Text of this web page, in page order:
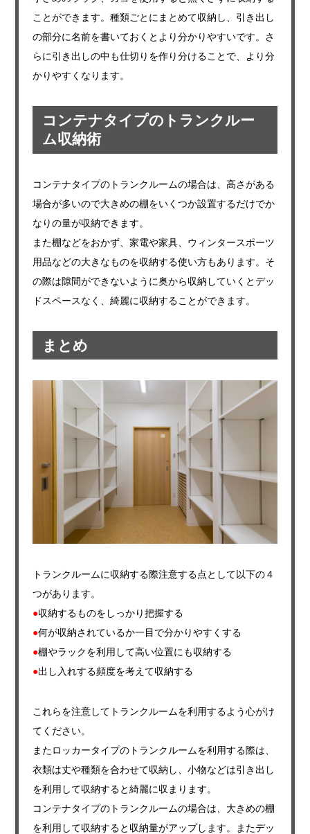
ことができます。種類ごとにまとめて収納し、引き出し
の部分に名前を書いておくとより分かりやすいです。さ
らに引き出しの中も仕切りを作り分けることで、より分
かりやすくなります。
コンテナタイプのトランクルー
ム収納術
コンテナタイプのトランクルームの場合は、高さがある
場合が多いので大きめの棚をいくつか設置するだけでか
なりの量が収納できます。
また棚などをおかず、家電や家具、ウィンタースポーツ
用品などの大きなものを収納する使い方もあります。そ
の際は隙間ができないように奥から収納していくとデッ
ドスペースなく、綺麗に収納することができます。
まとめ
トランクルームに収納する際注意する点として以下の４
つがあります。
●収納するものをしっかり把握する
●何が収納されているか一目で分かりやすくする
●棚やラックを利用して高い位置にも収納する
●出し入れする頻度を考えて収納する
これらを注意してトランクルームを利用するよう心がけ
てください。
またロッカータイプのトランクルームを利用する際は、
衣類は丈や種類を合わせて収納し、小物などは引き出し
を利用して収納すると綺麗に収まります。
コンテナタイプのトランクルームの場合は、大きめの棚
を利用して収納すると収納量がアップします。またデッ